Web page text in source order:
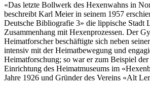
«Das letzte Bollwerk des Hexenwahns in
beschreibt Karl Meier in seinem 1957
Deutsche Bibliografie 3» die lippische Stadt
Zusammenhang mit Hexenprozessen. Der
Heimatforscher beschäftigte sich neben
intensiv mit der Heimatbewegung und
Heimatforschung; so war er zum Beispiel
Einrichtung des Heimatmuseums im
Jahre 1926 und Gründer des Vereins «Alt